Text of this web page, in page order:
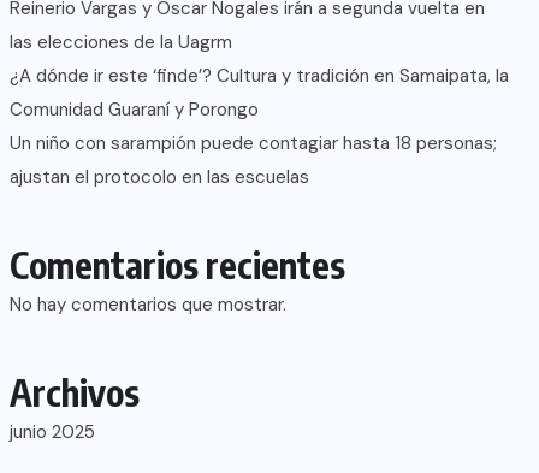
Reinerio Vargas y Óscar Nogales irán a segunda vuelta en
las elecciones de la Uagrm
¿A dónde ir este ‘finde’? Cultura y tradición en Samaipata, la
Comunidad Guaraní y Porongo
Un niño con sarampión puede contagiar hasta 18 personas;
ajustan el protocolo en las escuelas
Comentarios recientes
No hay comentarios que mostrar.
Archivos
junio 2025